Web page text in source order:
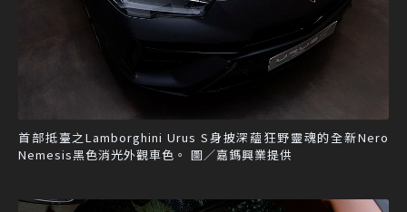
首部抵臺之Lamborghini Urus S身披深蘊狂野靈魂的全新Nero
Nemesis黑色消光外觀車色。 圖／嘉鎷興業提供